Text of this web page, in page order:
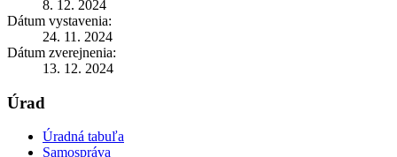
8. 12. 2024
Dátum vystavenia:
24. 11. 2024
Dátum zverejnenia:
13. 12. 2024
Úrad
Úradná tabuľa
Samospráva